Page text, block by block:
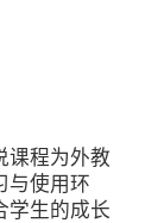
课程为外教
与使用环
学生的成长